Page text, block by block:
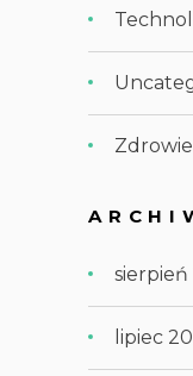
Zdrowie
sierpień
lipiec